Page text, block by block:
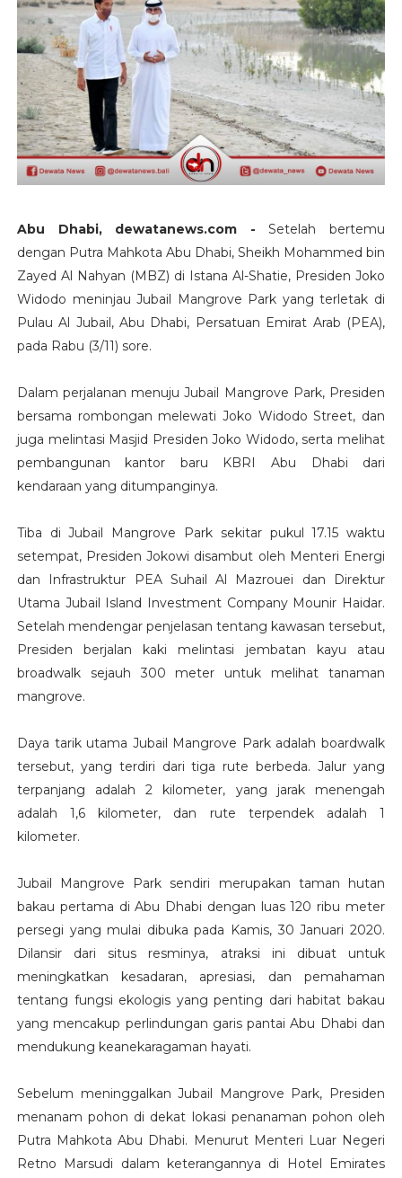
Abu Dhabi, dewatanews.com -Setelah bertemu
dengan Putra Mahkota Abu Dhabi, Sheikh Mohammed bin
Zayed Al Nahyan (MBZ) di Istana Al-Shatie, Presiden Joko
Widodo meninjau Jubail Mangrove Park yang terletak di
Pulau Al Jubail, Abu Dhabi, Persatuan Emirat Arab (PEA),
pada Rabu (3/11) sore.
Dalam perjalanan menuju Jubail Mangrove Park, Presiden
bersama rombongan melewati Joko Widodo Street, dan
juga melintasi Masjid Presiden Joko Widodo, serta melihat
pembangunan kantor baru KBRI Abu Dhabi dari
kendaraan yang ditumpanginya.
Tiba di Jubail Mangrove Park sekitar pukul 17.15 waktu
setempat, Presiden Jokowi disambut oleh Menteri Energi
dan Infrastruktur PEA Suhail Al Mazrouei dan Direktur
Utama Jubail Island Investment Company Mounir Haidar.
Setelah mendengar penjelasan tentang kawasan tersebut,
Presiden berjalan kaki melintasi jembatan kayu atau
broadwalk sejauh 300 meter untuk melihat tanaman
mangrove.
Daya tarik utama Jubail Mangrove Park adalah boardwalk
tersebut, yang terdiri dari tiga rute berbeda. Jalur yang
terpanjang adalah 2 kilometer, yang jarak menengah
adalah 1,6 kilometer, dan rute terpendek adalah 1
kilometer.
Jubail Mangrove Park sendiri merupakan taman hutan
bakau pertama di Abu Dhabi dengan luas 120 ribu meter
persegi yang mulai dibuka pada Kamis, 30 Januari 2020.
Dilansir dari situs resminya, atraksi ini dibuat untuk
meningkatkan kesadaran, apresiasi, dan pemahaman
tentang fungsi ekologis yang penting dari habitat bakau
yang mencakup perlindungan garis pantai Abu Dhabi dan
mendukung keanekaragaman hayati.
Sebelum meninggalkan Jubail Mangrove Park, Presiden
menanam pohon di dekat lokasi penanaman pohon oleh
Putra Mahkota Abu Dhabi. Menurut Menteri Luar Negeri
Retno Marsudi dalam keterangannya di Hotel Emirates